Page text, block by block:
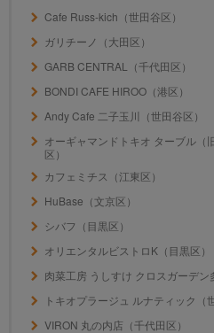
Cafe Russ-kich（世田谷区）
ガリチーノ（大田区）
GARB CENTRAL（千代田区）
BONDI CAFE HIROO（港区）
Andy Cafe 二子玉川（世田谷区）
オーギャマンドトキオ ターブル（
区）
カフェミチス（江東区）
HuBase（文京区）
シバフ（目黒区）
オリエンタルビストロK（目黒区）
肉菜工房 うしすけ クロスガーデン
トキオプラージュ ルナティック（
VIRON 丸の内店（千代田区）